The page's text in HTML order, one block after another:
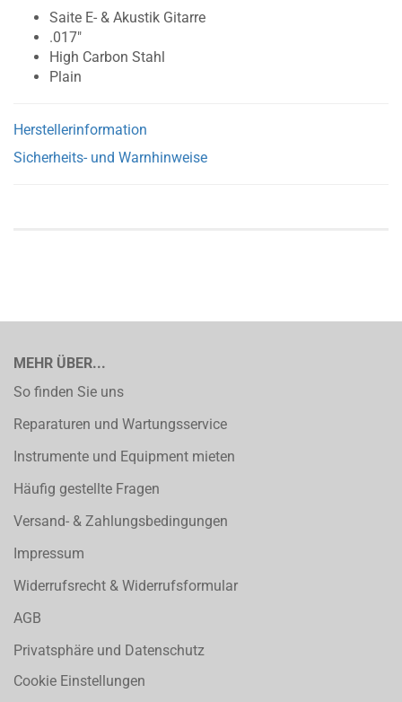
Saite E- & Akustik Gitarre
.017"
High Carbon Stahl
Plain
Herstellerinformation
Sicherheits- und Warnhinweise
MEHR ÜBER...
So finden Sie uns
Reparaturen und Wartungsservice
Instrumente und Equipment mieten
Häufig gestellte Fragen
Versand- & Zahlungsbedingungen
Impressum
Widerrufsrecht & Widerrufsformular
AGB
Privatsphäre und Datenschutz
Cookie Einstellungen